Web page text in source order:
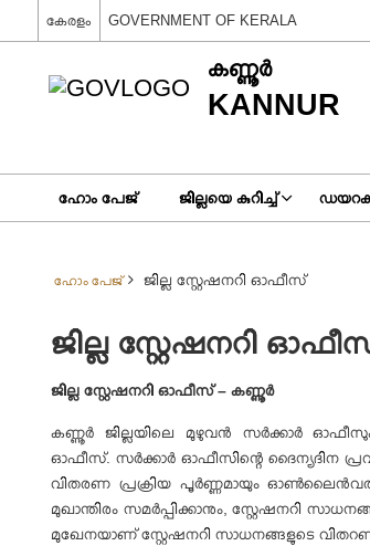
കേരളം GOVERNMENT OF KERALA
കണ്ണൂര്‍
KANNUR
ഹോം പേജ് ജില്ലയെ കുറിച്ച്
ഹോം പേജ് ജില്ല സ്റ്റേഷനറി ഓഫീസ്
ജില്ല സ്റ്റേഷനറി
ജില്ല സ്റ്റേഷനറി ഓഫീസ്–കണ്ണൂര്‍
കണ്ണൂര്‍ ജില്ലയിലെ മുഴുവന്‍ സര്‍ക്കാര്‍
ഓഫീസ്. സര്‍ക്കാര്‍ ഓഫീസിന്റെ ദൈന്യദിന
വിതരണ പ്രക്രിയ പൂര്‍ണ്ണമായും
മുഖാന്തിരം സമര്‍പ്പിക്കാനും,സ്റ്റേഷനറി
മുഖേനയാണ് സ്റ്റേഷനറി സാധനങ്ങളുടെ